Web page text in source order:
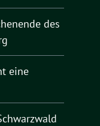
des
eine